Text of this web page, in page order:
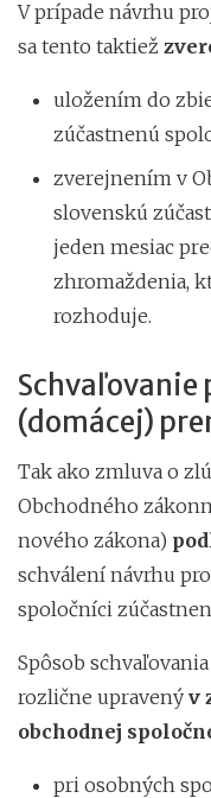
V prípade návrhu
sa tento taktiež
uložením do
zúčastnenú
zverejnením v
slovenskú
jeden mesiac
zhromaždenia,
rozhoduje.
(domácej)
Tak ako zmluva o
Obchodného
nového zákona)
schválení návrhu
spoločníci
Spôsob
rozlične upravený v
obchodnej
pri osobných